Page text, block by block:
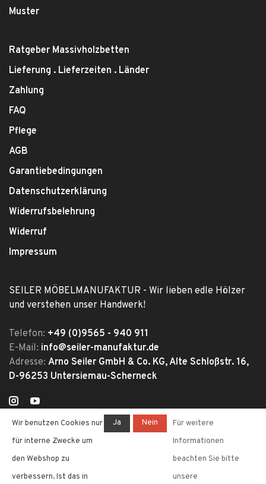
Muster
Ratgeber Massivholzbetten
Lieferung . Lieferzeiten . Länder
Zahlung
FAQ
Pflege
AGB
Garantiebedingungen
Datenschutzerklärung
Widerrufsbelehrung
Widerruf
Impressum
SEILER MÖBELMANUFAKTUR - Wir lieben edle Hölzer
und verstehen unser Handwerk!
Telefon: +49 (0)9565 - 940 911
E-Mail: info@seiler-manufaktur.de
Adresse: Arno Seiler GmbH & Co. KG, Alte Schloßstr. 16,
D-96253 Untersiemau-Scherneck
Wir benutzen Cookies nur
für interne Zwecke um
den Webshop zu
verbessern. Ist das in
Ja Nein
Für weitere
Informationen
beachten Sie bitte
unsere